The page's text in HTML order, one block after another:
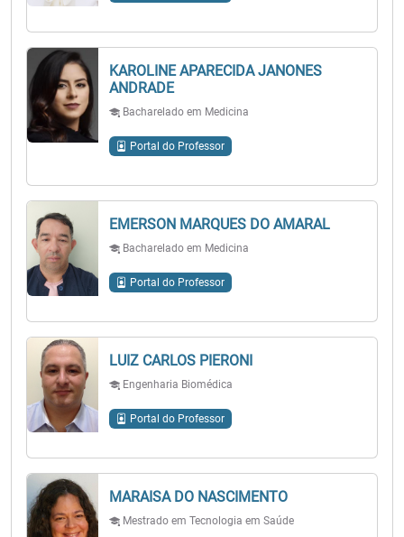
KAROLINE APARECIDA JANONES
ANDRADE
Bacharelado em Medicina
Portal do Professor
EMERSON MARQUES DO AMARAL
Bacharelado em Medicina
Portal do Professor
LUIZ CARLOS PIERONI
Engenharia Biomédica
Portal do Professor
MARAISA DO NASCIMENTO
Mestrado em Tecnologia em Saúde